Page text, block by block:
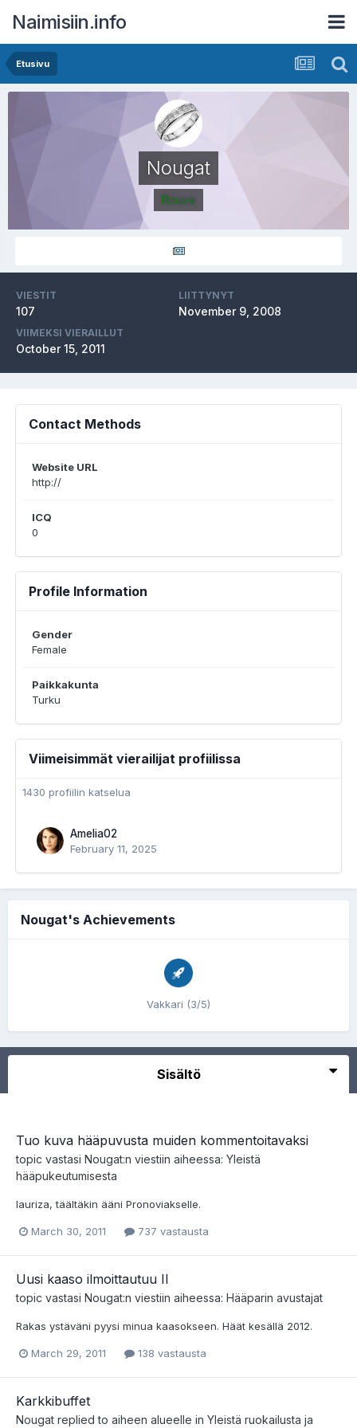
Naimisiin.info
Etusivu
Nougat
Rouva
VIESTIT
107
LIITTYNYT
November 9, 2008
VIIMEKSI VIERAILLUT
October 15, 2011
Contact Methods
Website URL
http://
ICQ
0
Profile Information
Gender
Female
Paikkakunta
Turku
Viimeisimmät vierailijat profiilissa
1430 profiilin katselua
Amelia02
February 11, 2025
Nougat's Achievements
Vakkari (3/5)
Sisältö
Tuo kuva hääpuvusta muiden kommentoitavaksi
topic vastasi Nougat:n viestiin aiheessa: Yleistä
hääpukeutumisesta
lauriza, täältäkin ääni Pronoviakselle.
March 30, 2011 737 vastausta
Uusi kaaso ilmoittautuu II
topic vastasi Nougat:n viestiin aiheessa: Hääparin avustajat
Rakas ystäväni pyysi minua kaasokseen. Häät kesällä 2012.
March 29, 2011 138 vastausta
Karkkibuffet
Nougat replied to aiheen alueelle in Yleistä ruokailusta ja